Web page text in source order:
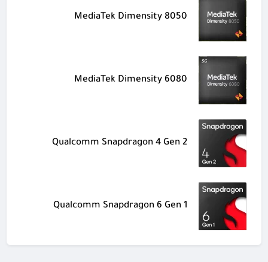
MediaTek Dimensity 8050
MediaTek Dimensity 6080
Qualcomm Snapdragon 4 Gen 2
Qualcomm Snapdragon 6 Gen 1